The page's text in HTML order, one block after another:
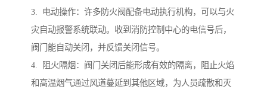
3. 电动操作：许多防火阀配备电动执行机构，可以与火
灾自动报警系统联动。收到消防控制中心的电信号后，
阀门能自动关闭，并反馈关闭信号。
4. 阻火隔烟：阀门关闭后能形成有效的隔离，阻止火焰
和高温烟气通过风道蔓延到其他区域，为人员疏散和灭